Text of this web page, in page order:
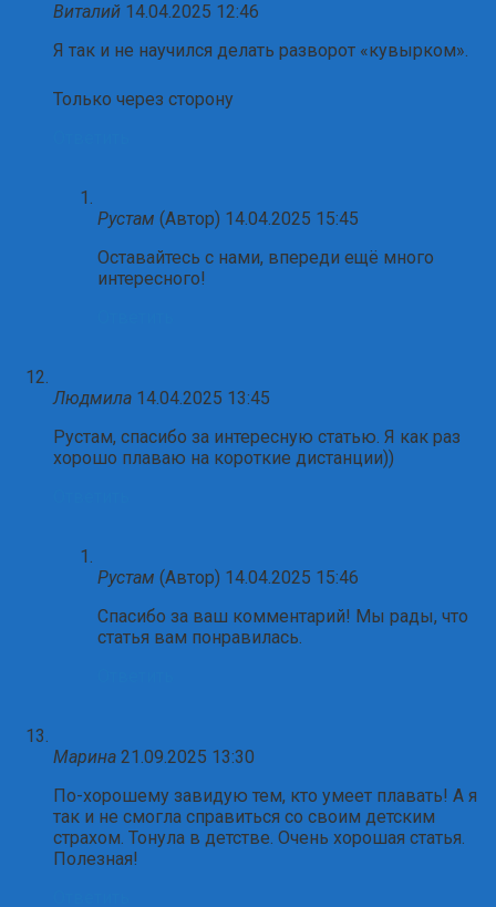
Виталий 14.04.2025 12:46
Я так и не научился делать разворот «кувырком».
Только через сторону
Рустам (Автор) 14.04.2025 15:45
Оставайтесь с нами, впереди ещё много
интересного!
Людмила 14.04.2025 13:45
Рустам, спасибо за интересную статью. Я как раз
хорошо плаваю на короткие дистанции))
Рустам (Автор) 14.04.2025 15:46
Спасибо за ваш комментарий! Мы рады, что
статья вам понравилась.
Марина 21.09.2025 13:30
По-хорошему завидую тем, кто умеет плавать! А я
так и не смогла справиться со своим детским
страхом. Тонула в детстве. Очень хорошая статья.
Полезная!